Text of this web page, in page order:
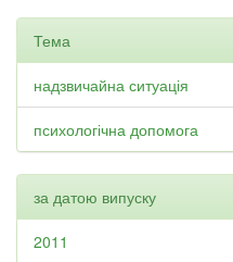
Тема
надзвичайна ситуація
психологічна допомога
за датою випуску
2011